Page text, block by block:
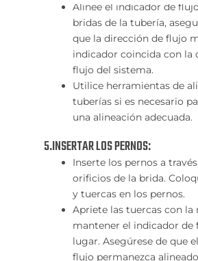
Alinee el indicador de
bridas de la tubería,
que la dirección de flujo
indicador coincida con la
flujo del sistema.
Utilice herramientas de
tuberías si es necesario
una alineación adecuada.
5.INSERTAR LOS PERNOS:
Inserte los pernos a
orificios de la brida.
y tuercas en los pernos.
Apriete las tuercas con la
mantener el indicador de
lugar. Asegúrese de que
flujo permanezca